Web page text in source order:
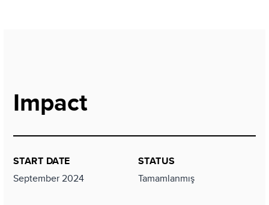
Impact
START DATE
September 2024
STATUS
Tamamlanmış